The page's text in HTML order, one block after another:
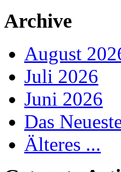
Archive
August
Juli 2026
Juni 2026
Das
Älteres ...